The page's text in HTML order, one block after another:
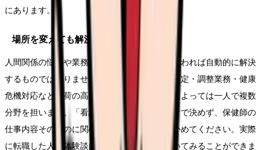
にあります。
場所を変えても解決しにくいこと
人間関係の悩みや業務量への不安は、職場が変われば自動的に解決
するものではありません。行政保健師も計画策定・調整業務・健康
危機対応など負荷の高い仕事があり、自治体によっては一人で複数
分野を担います。「看護師がつらいから」だけで決めず、保健師の
仕事内容そのものに関心が持てるかを先に確かめてください。実際
に転職した人の体験談は
看護師掲示板
でも聞いてみることができま